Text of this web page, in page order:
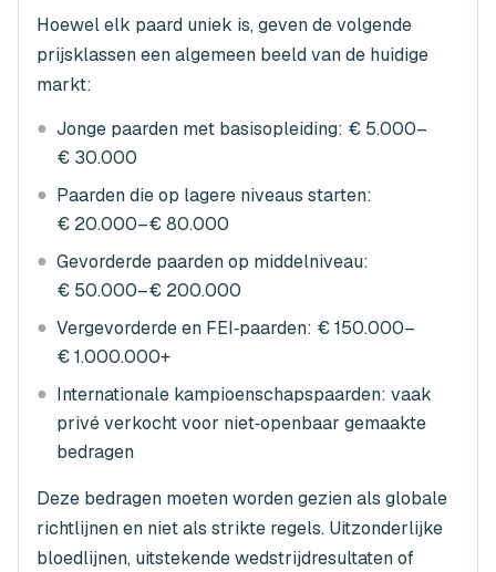
Hoewel elk paard uniek is, geven de volgende
prijsklassen een algemeen beeld van de huidige
markt:
● Jonge paarden met basisopleiding: € 5.000–
€ 30.000
● Paarden die op lagere niveaus starten:
€ 20.000–€ 80.000
● Gevorderde paarden op middelniveau:
€ 50.000–€ 200.000
● Vergevorderde en FEI‑paarden: € 150.000–
€ 1.000.000+
● Internationale kampioenschapspaarden: vaak
privé verkocht voor niet‑openbaar gemaakte
bedragen
Deze bedragen moeten worden gezien als globale
richtlijnen en niet als strikte regels. Uitzonderlijke
bloedlijnen, uitstekende wedstrijdresultaten of